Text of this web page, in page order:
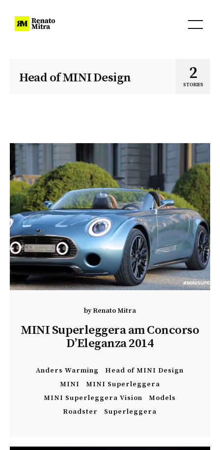
Head of MINI Design 2
STORIES
byRenato Mitra
MINI Superleggera am Concorso
D’Eleganza 2014
Anders Warming
Head of MINI Design
MINI
MINI Superleggera
MINI Superleggera Vision
Models
Roadster
Superleggera